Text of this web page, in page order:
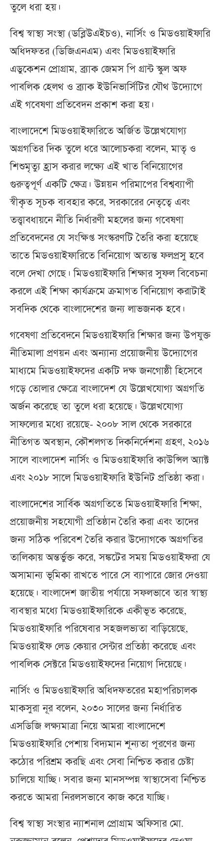
তুলে ধরা হয়।
বিশ্ব স্বাস্থ্য সংস্থা (ডব্লিউএইচও), নার্সিং ও মিডওয়াইফারি
অধিদফতর (ডিজিএনএম) এবং মিডওয়াইফারি
এডুকেশন প্রোগ্রাম, ব্র্যাক জেমস পি গ্রান্ট স্কুল অফ
পাবলিক হেলথ ও ব্র্যাক ইউনিভার্সিটির যৌথ উদ্যোগে
এই গবেষণা প্রতিবেদন প্রকাশ করা হয়।
বাংলাদেশে মিডওয়াইফারিতে অর্জিত উল্লেখযোগ্য
অগ্রগতির দিক তুলে ধরে আলোচকরা বলেন, মাতৃ ও
শিশুমৃত্যু হ্রাস করার লক্ষ্যে এই খাত বিনিয়োগের
গুরুত্বপূর্ণ একটি ক্ষেত্র। উন্নয়ন পরিমাপের বিশ্বব্যাপী
স্বীকৃত সূচক ব্যবহার করে, সরকারের নেতৃত্বে এবং
তত্ত্বাবধায়নে নীতি নির্ধারণী মহলের জন্য গবেষণা
প্রতিবেদনের যে সংক্ষিপ্ত সংস্করণটি তৈরি করা হয়েছে
তাতে মিডওয়াইফারিতে বিনিয়োগ অত্যন্ত ফলপ্রসু হবে
বলে দেখা গেছে। মিডওয়াইফারি শিক্ষার সুফল বিবেচনা
করলে এই শিক্ষা কার্যক্রমে ক্রমাগত বিনিয়োগ করাটাই
সবদিক থেকে বাংলাদেশের জন্য লাভজনক হবে।
গবেষণা প্রতিবেদনে মিডওয়াইফারি শিক্ষার জন্য উপযুক্ত
নীতিমালা প্রণয়ন এবং অন্যান্য প্রয়োজনীয় উদ্যোগের
মাধ্যমে মিডওয়াইফদের একটি দক্ষ জনগোষ্ঠী হিসেবে
গড়ে তোলার ক্ষেত্রে বাংলাদেশ যে উল্লেখযোগ্য অগ্রগতি
অর্জন করেছে তা তুলে ধরা হয়েছে। উল্লেখযোগ্য
সাফল্যের মধ্যে রয়েছে- ২০০৮ সাল থেকে সরকারে
নীতিগত অবস্থান, কৌশলগত দিকনির্দেশনা গ্রহণ, ২০১৬
সালে বাংলাদেশ নার্সিং ও মিডওয়াইফারি কাউন্সিল অ্যাক্ট
এবং ২০১৮ সালে মিডওয়াইফারি ইউনিট প্রতিষ্ঠা করা।
বাংলাদেশের সার্বিক অগ্রগতিতে মিডওয়াইফারি শিক্ষা,
প্রয়োজনীয় সহযোগী প্রতিষ্ঠান তৈরি করা এবং তাদের
জন্য সঠিক পরিবেশ তৈরি করার উদ্যোগকে অগ্রগতির
তালিকায় অন্তর্ভুক্ত করে, সঙ্কটের সময় মিডওয়াইফরা যে
অসামান্য ভূমিকা রাখতে পারে সে ব্যাপারে জোর দেওয়া
হয়েছে। বাংলাদেশ জাতীয় পর্যায়ে সফলভাবে তার স্বাস্থ্য
ব্যবস্থার মধ্যে মিডওয়াইফারিকে একীভূত করেছে,
মিডওয়াইফারি পরিষেবার সহজলভ্যতা বাড়িয়েছে,
মিডওয়াইফ লেড কেয়ার সেন্টার প্রতিষ্ঠা করেছে এবং
পাবলিক সেক্টরে মিডওয়াইফদের নিয়োগ দিয়েছে।
নার্সিং ও মিডওয়াইফারি অধিদফতরের মহাপরিচালক
মাকসুরা নূর বলেন, ২০৩০ সালের জন্য নির্ধারিত
এসডিজি লক্ষ্যমাত্রা নিয়ে আমরা বাংলাদেশে
মিডওয়াইফারি পেশায় বিদ্যমান শূন্যতা পূরণের জন্য
কঠোর পরিশ্রম করছি এবং সেবা নিশ্চিত করার চেষ্টা
চালিয়ে যাচ্ছি। সবার জন্য মানসম্পন্ন স্বাস্থ্যসেবা নিশ্চিত
করতে আমরা নিরলসভাবে কাজ করে যাচ্ছি।
বিশ্ব স্বাস্থ্য সংস্থার ন্যাশনাল প্রোগ্রাম অফিসার মো.